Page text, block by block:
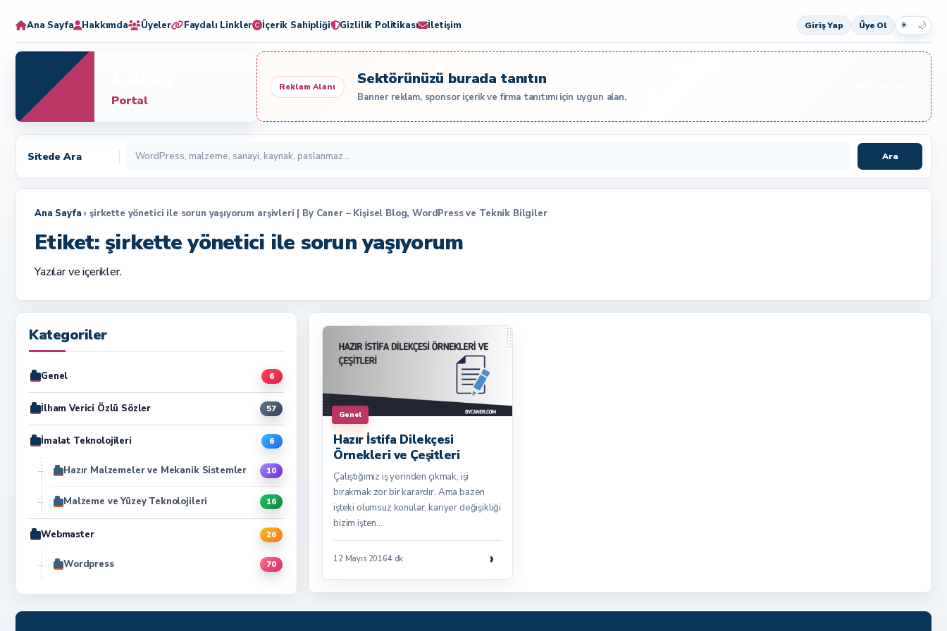
Ana Sayfa Hakkımda Üyeler Faydalı Linkler İçerik Sahipliği Gizlilik Politikası İletişim Giriş Yap Üye Ol ☀ 🌙
Portal
Reklam Alanı Sektörünüzü burada tanıtın
Banner reklam, sponsor içerik ve firma tanıtımı için uygun alan.
Sitede Ara Ara
Ana Sayfa › şirkette yönetici ile sorun yaşıyorum arşivleri | By Caner – Kişisel Blog, WordPress ve Teknik Bilgiler
Etiket:şirkette yönetici ile sorun yaşıyorum
Yazılar ve içerikler.
Kategoriler
Genel 6
İlham Verici Özlü Sözler 57
İmalat Teknolojileri 6
Hazır Malzemeler ve Mekanik Sistemler 10
Malzeme ve Yüzey Teknolojileri 16
Webmaster 26
Wordpress 70
Genel
Hazır İstifa Dilekçesi
Örnekleri ve Çeşitleri
Çalıştığımız iş yerinden çıkmak, işi
bırakmak zor bir karardır. Ama bazen
işteki olumsuz konular, kariyer değişikliği
bizim işten…
12 Mayıs 20164 dk ›